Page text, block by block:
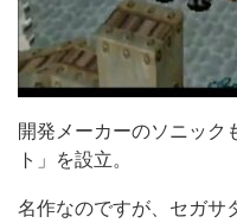
開発メーカーのソニック
ト」を設立。
名作なのですが、セガサ